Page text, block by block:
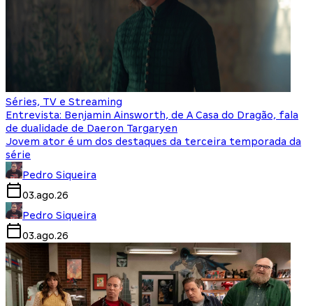
Séries, TV e Streaming
Entrevista: Benjamin Ainsworth, de A Casa do Dragão, fala
de dualidade de Daeron Targaryen
Jovem ator é um dos destaques da terceira temporada da
série
Pedro Siqueira
03.ago.26
Pedro Siqueira
03.ago.26